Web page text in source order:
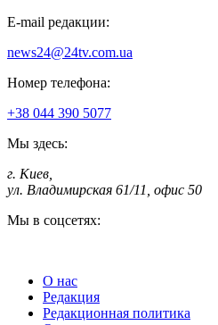
E-mail редакции:
news24@24tv.com.ua
Номер телефона:
+38 044 390 5077
Мы здесь:
г. Киев
ул. Владимирская 61/11, офис 50
Мы в соцсетях:
О нас
Редакция
Редакционная политика